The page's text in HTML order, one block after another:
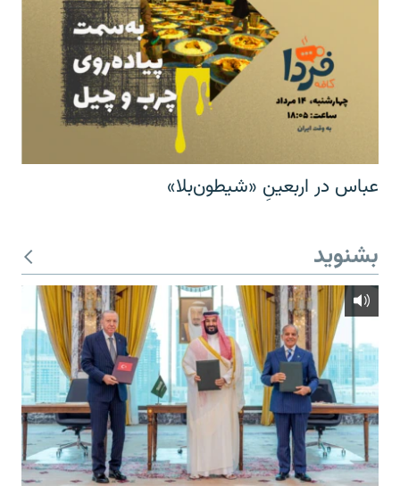
عباس در اربعینِ «شیطون‌بلا»
بشنوید